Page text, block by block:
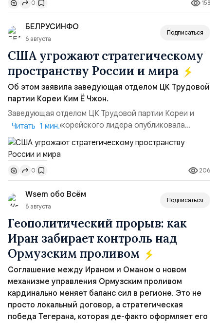
удары вглубь российской территории и укрепило её
позиции.Сотрудничество со стороны США стало
ключом к позитивному пов...
0 158
БЕЛРУСИНФО
6 августа
Подписаться
США угрожают стратегическому
пространству России и мира
Об этом заявила заведующая отделом ЦК Трудовой
партии Кореи Ким Ё Чжон.
Заведующая отделом ЦК Трудовой партии Кореи и
сестра северокорейского лидера опубликовала
заявление для прессы в ответ на проведение Токио
совместных с флотом США запусков крылатых ракет
Томагавк.«Япония отбросила обманчивую видимость
„исключительно оборонительной страны“ и выносит
вопрос о собственном ядерном вооружении на
всеобщее обозрение, одновреме...
Читать 1 мин.
0 206
Wsem обо Всём
6 августа
Подписаться
Геополитический прорыв: как
Иран забирает контроль над
Ормузским проливом
Соглашение между Ираном и Оманом о новом
механизме управления Ормузским проливом
кардинально меняет баланс сил в регионе. Это не
просто локальный договор, а стратегическая
победа Тегерана, которая де-факто оформляет его